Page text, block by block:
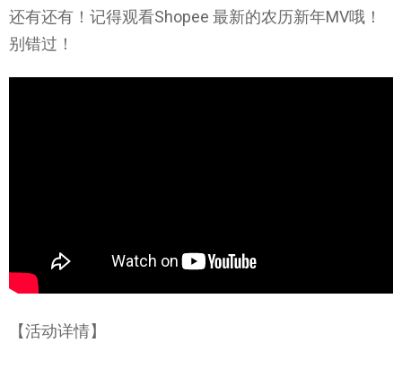
还有还有！记得观看Shopee 最新的农历新年MV哦！
别错过！
【活动详情】